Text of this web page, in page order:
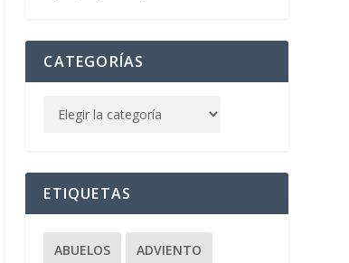
CATEGORÍAS
ETIQUETAS
ABUELOS ADVIENTO